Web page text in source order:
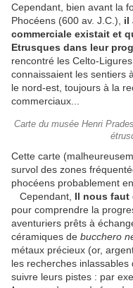
Cependant, bien avant la
Phocéens (600 av. J.C.), il
commerciale existait et
Etrusques dans leur
rencontré les Celto-
connaissaient les sentiers
le nord-est, toujours à la
commerciaux...
Carte du musée Henri
Cette carte
survol des zones
phocéens probablement
Cependant, Il nous faut
pour comprendre la
aventuriers prêts à
céramiques de bucchero
métaux précieux (or,
les recherches
suivre leurs pistes : par